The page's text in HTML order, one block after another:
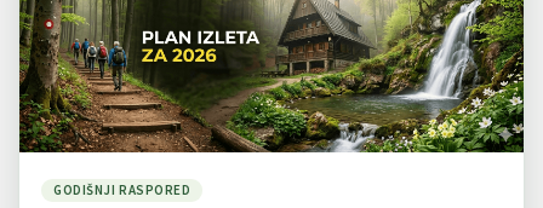
GODIŠNJI RASPORED